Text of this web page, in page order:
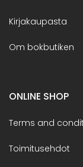
Kirjakaupasta
Om bokbutiken
ONLINE SHOP
Terms and
Toimitusehdot